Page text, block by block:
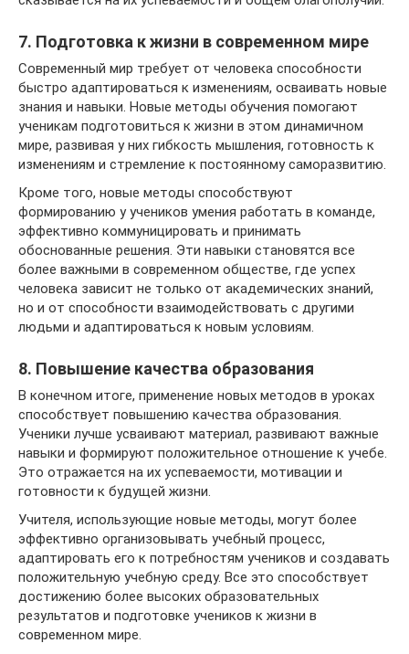
7. Подготовка к жизни в современном мире
Современный мир требует от человека способности
быстро адаптироваться к изменениям, осваивать новые
знания и навыки. Новые методы обучения помогают
ученикам подготовиться к жизни в этом динамичном
мире, развивая у них гибкость мышления, готовность к
изменениям и стремление к постоянному саморазвитию.
Кроме того, новые методы способствуют
формированию у учеников умения работать в команде,
эффективно коммуницировать и принимать
обоснованные решения. Эти навыки становятся все
более важными в современном обществе, где успех
человека зависит не только от академических знаний,
но и от способности взаимодействовать с другими
людьми и адаптироваться к новым условиям.
8. Повышение качества образования
В конечном итоге, применение новых методов в уроках
способствует повышению качества образования.
Ученики лучше усваивают материал, развивают важные
навыки и формируют положительное отношение к учебе.
Это отражается на их успеваемости, мотивации и
готовности к будущей жизни.
Учителя, использующие новые методы, могут более
эффективно организовывать учебный процесс,
адаптировать его к потребностям учеников и создавать
положительную учебную среду. Все это способствует
достижению более высоких образовательных
результатов и подготовке учеников к жизни в
современном мире.